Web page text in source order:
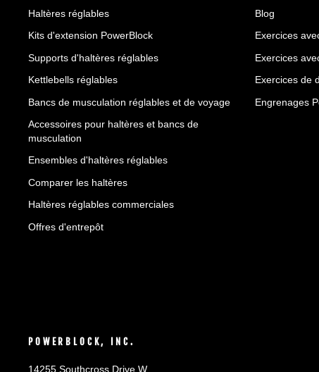
Haltères réglables
Kits d'extension PowerBlock
Supports d'haltères réglables
Kettlebells réglables
Bancs de musculation réglables et de voyage
Accessoires pour haltères et bancs de
musculation
Ensembles d'haltères réglables
Comparer les haltères
Haltères réglables commerciales
Offres d'entrepôt
Blog
Exercices
Exercices
Exercices de
Engrenages
POWERBLOCK, INC.
14255 Southcross Drive W